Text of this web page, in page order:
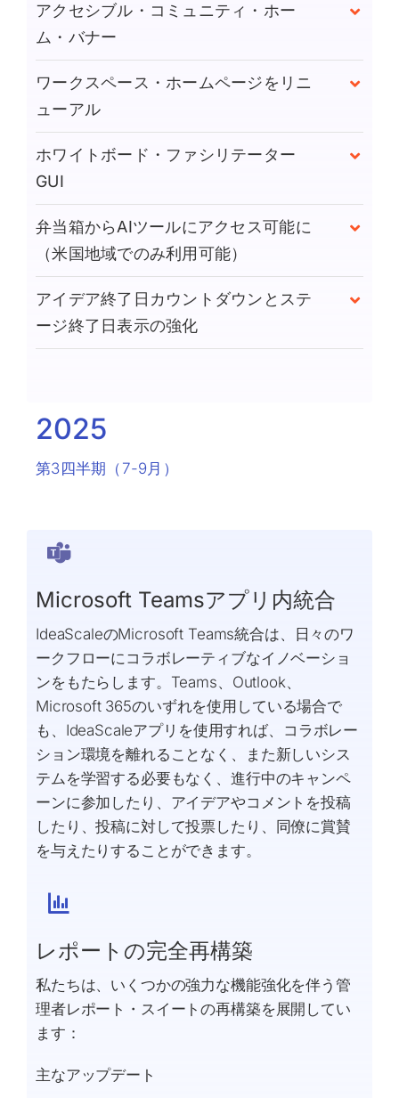
アクセシブル・コミュニティ・ホー
ム・バナー
ワークスペース・ホームページをリニ
ューアル
ホワイトボード・ファシリテーター
GUI
弁当箱からAIツールにアクセス可能に
（米国地域でのみ利用可能）
アイデア終了日カウントダウンとステ
ージ終了日表示の強化
2025
第3四半期（7-9月）
Microsoft Teamsアプリ内統合
IdeaScaleのMicrosoft Teams統合は、日々のワ
ークフローにコラボレーティブなイノベーショ
ンをもたらします。Teams、Outlook、
Microsoft 365のいずれを使用している場合で
も、IdeaScaleアプリを使用すれば、コラボレー
ション環境を離れることなく、また新しいシス
テムを学習する必要もなく、進行中のキャンペ
ーンに参加したり、アイデアやコメントを投稿
したり、投稿に対して投票したり、同僚に賞賛
を与えたりすることができます。
レポートの完全再構築
私たちは、いくつかの強力な機能強化を伴う管
理者レポート・スイートの再構築を展開してい
ます：
主なアップデート